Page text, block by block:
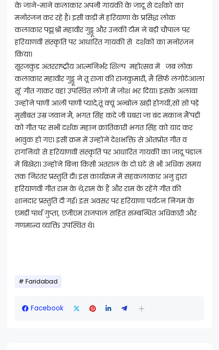
के जाने-माने कलाकार अपनी गायकी के जादू से दर्शकों का
मनोरंजन कर रहे हैं। इसी कड़ी में हरियाणा के प्रसिद्ध लोक
कलाकार पद्मश्री महावीर गुड्डू और उनकी टीम ने बड़ी चौपाल पर
हरियाणवी संस्कृति पर आधारित गायकी से दर्शकों का मनोरंजन
किया।
सूरजकुंड अंतरराष्ट्रीय आत्मनिर्भर शिल्प महोत्सव में जब लोक
कलाकार महावीर गुड्डू ने तू राजा की राजकुमारी, मैं सिर्फ लंगोटेआला
सूं' गीत गाकर वहां उपस्थित लोगों में जोश भर दिया। इसके अलावा
उन्होंने पाणी आली पाणी प्यादे,तूं क्यूं अन्बोल खड़ी होगयीं,सो सो पड़े
मुसीबत उम्र जवान मैं, भगत सिंह कदे जी घबरा जा बंद मकान मैं'पड़ी
को गीत पर सभी दर्शक महान क्रांतिकारी भगत सिंह को याद कर
भावुक हो गए। इसी क्रम में उन्होंने देशभक्ति से ओतप्रोत गीत व
रागनियों से हरियाणवी संस्कृति पर आधारित गायकी का जादू पंडाल
में बिखेरा। उन्होंने बिना किसी अंतराल के दो घंटे से भी अधिक समय
तक निरंतर प्रस्तुति दी। इस कार्यक्रम में सहकलाकार अनु द्वारा
हरियाणवी गीत राम के थे,राम के हैं और राम के रहेंगे गीत की
शानदार प्रस्तुति दी गई। इस अवसर पर हरियाणा पर्यटन निगम के
एमडी पार्थ गुप्ता, एजीएम राजपाल सहित सम्बन्धित अधिकारी और
गणमान्य व्यक्ति उपस्थित थे।
Faridabad
Facebook